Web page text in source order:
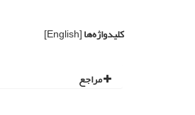
کلیدواژه‌ها[English]
مراجع